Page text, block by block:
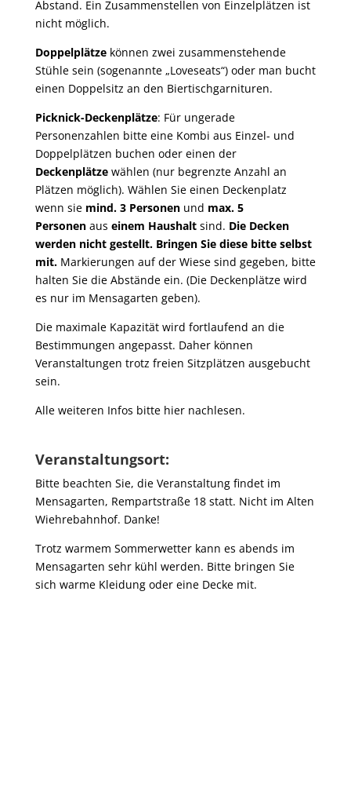
Abstand. Ein Zusammenstellen von Einzelplätzen ist
nicht möglich.
Doppelplätzekönnen zwei zusammenstehende
Stühle sein (sogenannte „Loveseats“) oder man bucht
einen Doppelsitz an den Biertischgarnituren.
Picknick-Deckenplätze: Für ungerade
Personenzahlen bitte eine Kombi aus Einzel- und
Doppelplätzen buchen oder einen der
Deckenplätzewählen (nur begrenzte Anzahl an
Plätzen möglich). Wählen Sie einen Deckenplatz
wenn sie mind. 3 Personenund max. 5
Personenaus einem Haushaltsind. Die Decken
werden nicht gestellt. Bringen Sie diese bitte selbst
mit.Markierungen auf der Wiese sind gegeben, bitte
halten Sie die Abstände ein. (Die Deckenplätze wird
es nur im Mensagarten geben).
Die maximale Kapazität wird fortlaufend an die
Bestimmungen angepasst. Daher können
Veranstaltungen trotz freien Sitzplätzen ausgebucht
sein.
Alle weiteren Infos bitte hier nachlesen.
Veranstaltungsort:
Bitte beachten Sie, die Veranstaltung findet im
Mensagarten, Rempartstraße 18 statt. Nicht im Alten
Wiehrebahnhof. Danke!
Trotz warmem Sommerwetter kann es abends im
Mensagarten sehr kühl werden. Bitte bringen Sie
sich warme Kleidung oder eine Decke mit.